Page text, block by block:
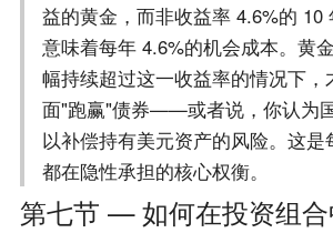
益的黄金，而非收益率 4.6%的 10
意味着每年 4.6%的机会成本。黄
幅持续超过这一收益率的情况下，
面"跑赢"债券——或者说，你认为
以补偿持有美元资产的风险。这
都在隐性承担的核心权衡。
第七节 — 如何在投资组